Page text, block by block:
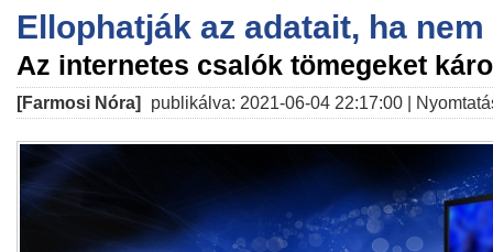
Ellophatják az adatait, ha
Az internetes csalók tömegeket
[Farmosi Nóra] publikálva: 2021-06-04 22:17:00 |